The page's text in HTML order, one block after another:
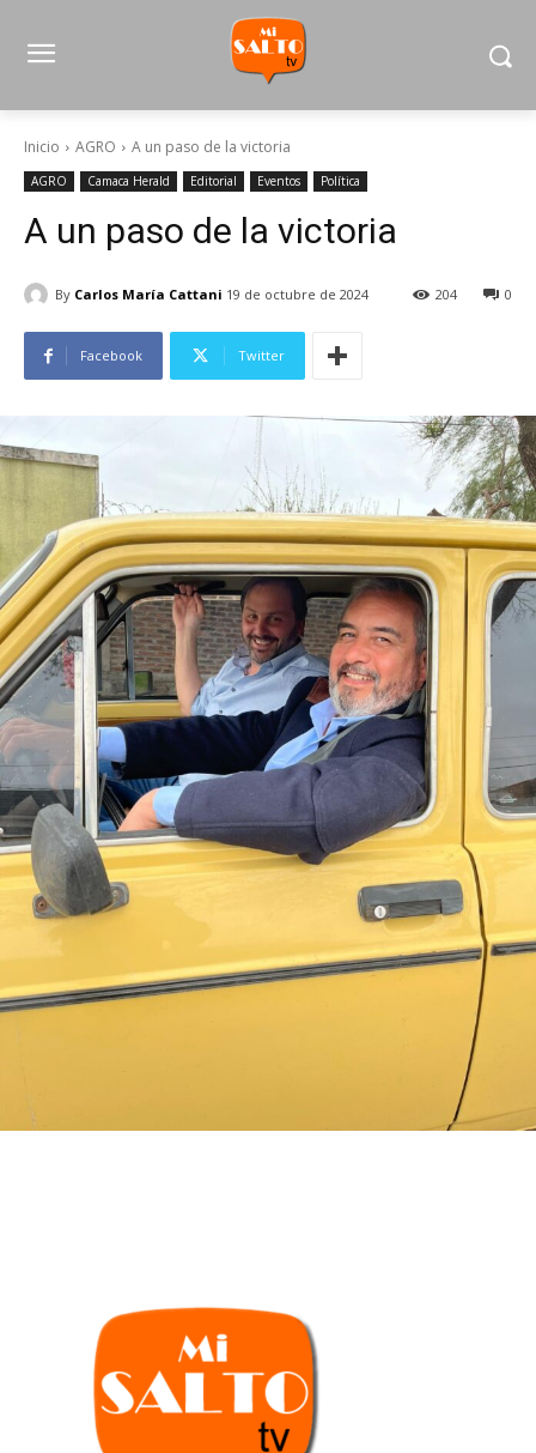
Inicio AGRO A un paso de la victoria
AGRO Camaca Herald Editorial Eventos Política
A un paso de la victoria
By Carlos María Cattani 19 de octubre de 2024 0
204
Facebook Twitter